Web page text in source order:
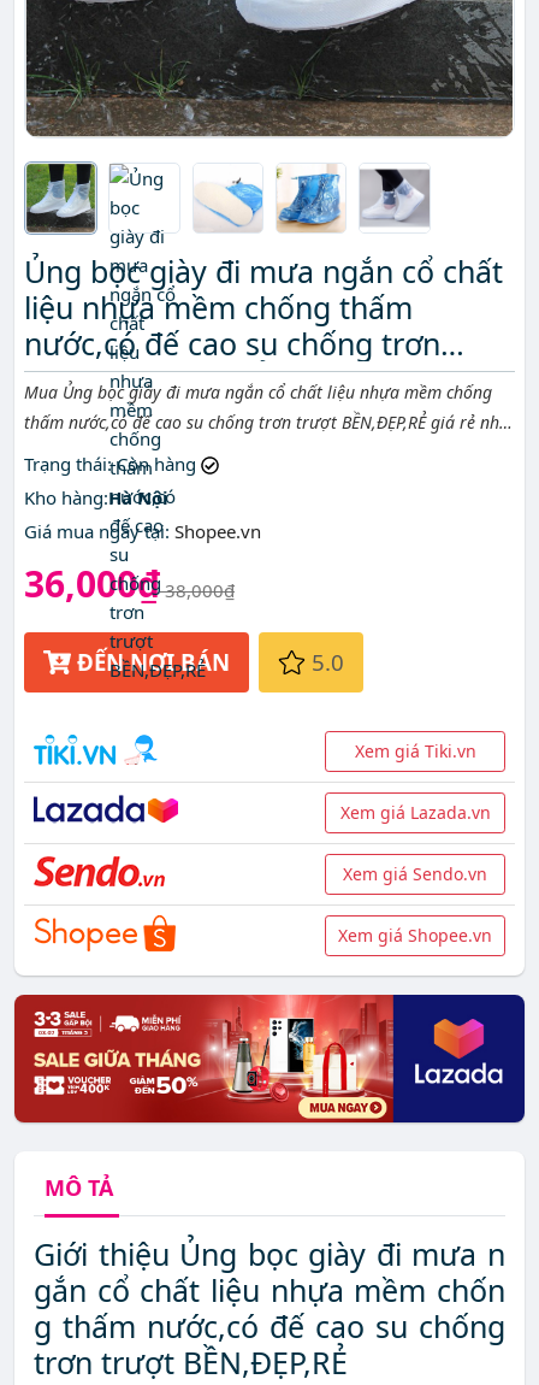
Ủng bọc giày đi mưa ngắn cổ chất
liệu nhựa mềm chống thấm
nước,có đế cao su chống trơn
trượt BỀN,ĐẸP,RẺ
Mô tả ngắn
Mua Ủng bọc giày đi mưa ngắn cổ chất liệu nhựa mềm chống
thấm nước,có đế cao su chống trơn trượt BỀN,ĐẸP,RẺ giá rẻ nhất
Trạng thái: Còn hàng
Kho hàng:Hà Nội
Giá mua ngay tại: Shopee.vn
36,000₫38,000₫
ĐẾN NƠI BÁN 5.0
Xem giá Tiki.vn
Xem giá Lazada.vn
Xem giá Sendo.vn
Xem giá Shopee.vn
MÔ TẢ
Giới thiệu Ủng bọc giày đi mưa n
gắn cổ chất liệu nhựa mềm chốn
g thấm nước,có đế cao su chống
trơn trượt BỀN,ĐẸP,RẺ